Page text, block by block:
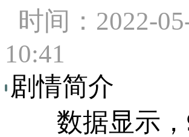
时间：2022-
10:41
剧情简介
数据显示，